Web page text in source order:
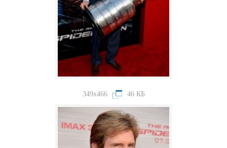
349x466 46 КБ